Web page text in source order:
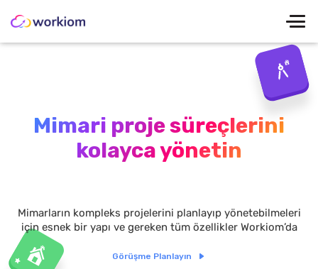
Mimari proje süreçlerini
kolayca yönetin
Mimarların kompleks projelerini planlayıp yönetebilmeleri
için esnek bir yapı ve gereken tüm özellikler Workiom’da
Görüşme Planlayın